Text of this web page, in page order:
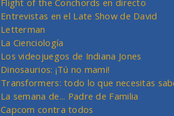
Flight of the Conchords en directo
Entrevistas en el Late Show de David
Letterman
La Cienciología
Los videojuegos de Indiana Jones
Dinosaurios: ¡Tú no mami!
Transformers: todo lo que necesitas
La semana de... Padre de Familia
Capcom contra todos